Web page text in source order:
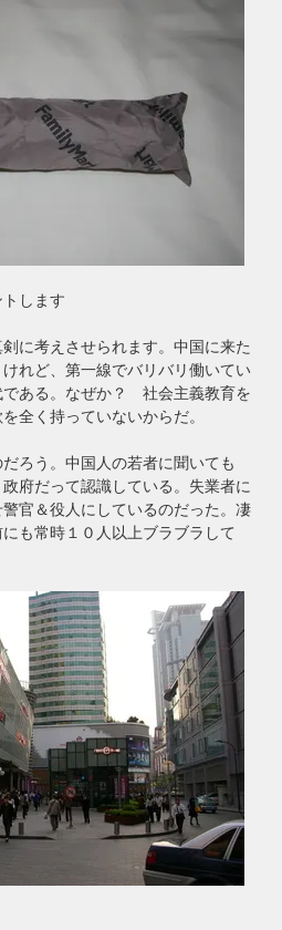
します
に考えさせられます。中国に来た
れど、第一線でバリバリ働いてい
である。なぜか？ 社会主義教育を
全く持っていないからだ。
ろう。中国人の若者に聞いても
府だって認識している。失業者に
官＆役人にしているのだった。凄
も常時１０人以上ブラブラして